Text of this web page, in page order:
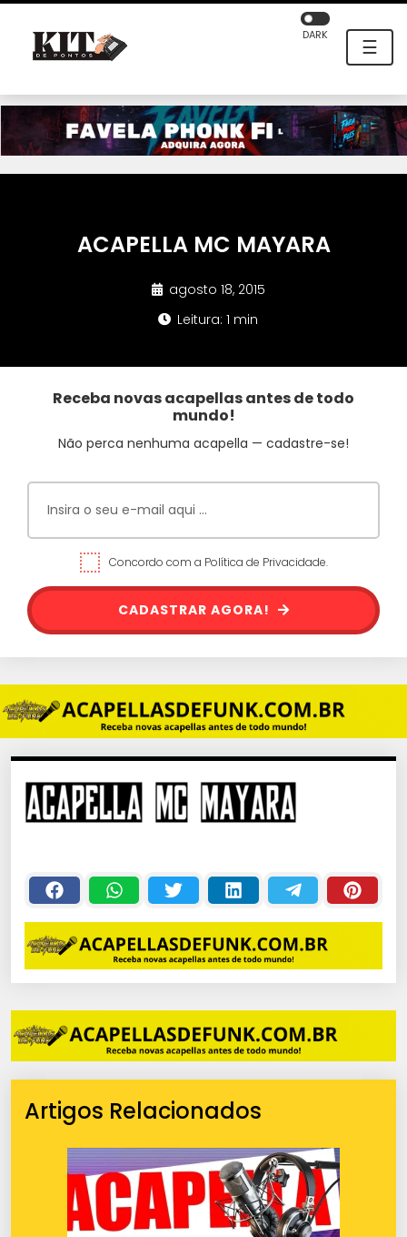
☰
DARK
ACAPELLA MC MAYARA
agosto 18, 2015
Leitura: 1 min
Receba novas acapellas antes de todo
mundo!
Não perca nenhuma acapella — cadastre-se!
Concordo com a Política de Privacidade.
CADASTRAR AGORA!
Artigos Relacionados